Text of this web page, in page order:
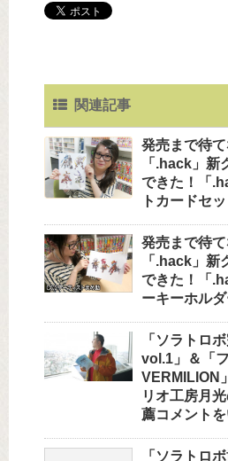
関連記事
発売まで待
「.hack」新
できた！「
トカードセ
発売まで待
「.hack」新
できた！「
ーキーホル
「ソラトロ
vol.1」＆「
VERMILION
リオ工房月
薦コメント
「ソラトロ